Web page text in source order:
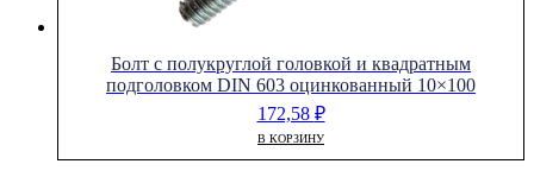
Болт с полукруглой головкой и квадратным
подголовком DIN 603 оцинкованный 10×100
172,58 ₽
В КОРЗИНУ